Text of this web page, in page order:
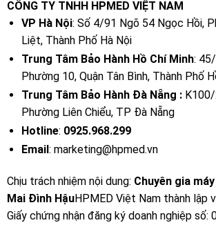
CÔNG TY TNHH HPMED VIỆT NAM
VP Hà Nội: Số 4/91 Ngõ 54 Ngọc Hồi,
Liệt, Thành Phố Hà Nội
Trung Tâm Bảo Hành Hồ Chí Minh:
Phường 10, Quận Tân Bình, Thành Phố
Trung Tâm Bảo Hành Đà Nẵng :K100/
Phường Liên Chiểu, TP Đà Nẵng
Hotline: 0925.968.299
Email: marketing@hpmed.vn
Chịu trách nhiệm nội dung: Chuyên gia
Mai Đình HậuHPMED Việt Nam thành lập
Giấy chứng nhận đăng ký doanh nghiệp số: